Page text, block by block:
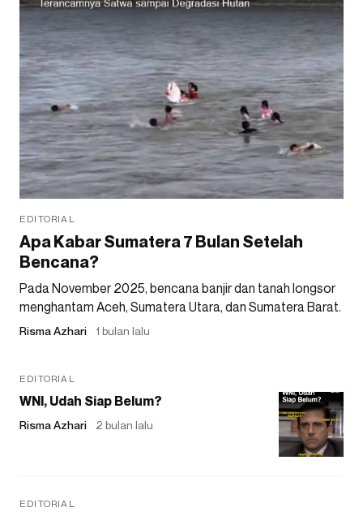
EDITORIAL
Apa Kabar Sumatera 7 Bulan Setelah
Bencana?
Pada November 2025, bencana banjir dan tanah longsor
menghantam Aceh, Sumatera Utara, dan Sumatera Barat.
Risma Azhari 1 bulan lalu
EDITORIAL
WNI, Udah Siap Belum?
Risma Azhari 2 bulan lalu
EDITORIAL